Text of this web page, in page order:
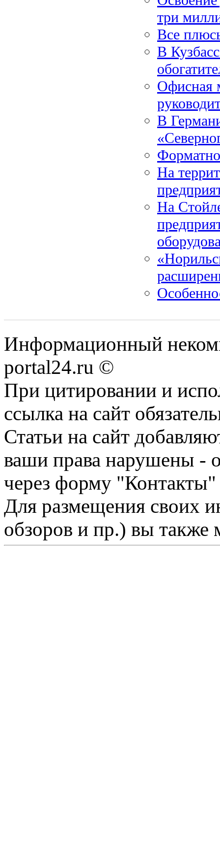
три
Все
В
Офисная
В
На
На
Информационный
portal24.ru ©
При цитировании и
ссылка на сайт
Статьи на сайт
ваши права нарушены -
через форму "Контакты"
Для размещения своих
обзоров и пр.) вы также